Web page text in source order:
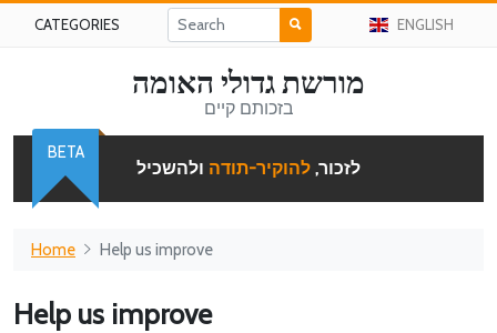
CATEGORIES ENGLISH
מורשת גדולי האומה
בזכותם קיים
לזכור, להוקיר-תודה ולהשכיל
BETA
Home Help us improve
Help us improve